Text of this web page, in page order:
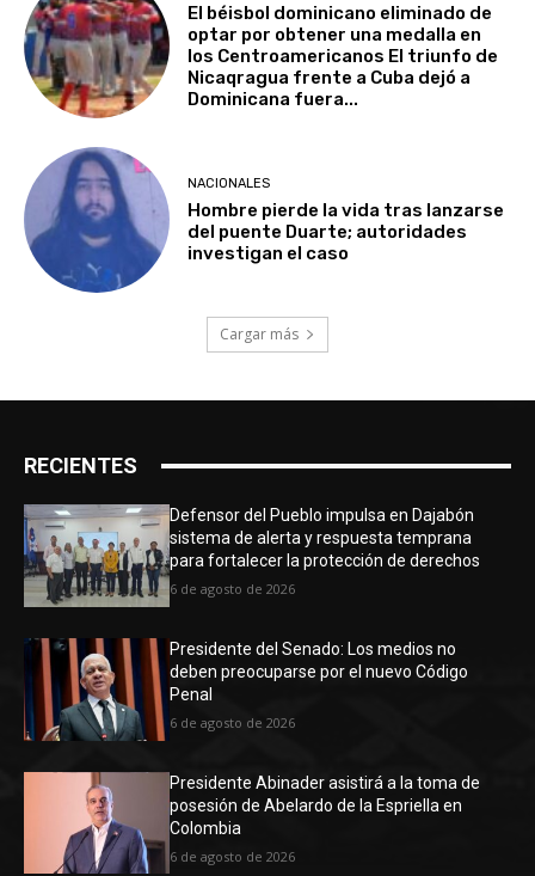
El béisbol dominicano eliminado de
optar por obtener una medalla en
los Centroamericanos El triunfo de
Nicaqragua frente a Cuba dejó a
Dominicana fuera...
NACIONALES
Hombre pierde la vida tras lanzarse
del puente Duarte; autoridades
investigan el caso
Cargar más
RECIENTES
Defensor del Pueblo impulsa en Dajabón
sistema de alerta y respuesta temprana
para fortalecer la protección de derechos
6 de agosto de 2026
Presidente del Senado: Los medios no
deben preocuparse por el nuevo Código
Penal
6 de agosto de 2026
Presidente Abinader asistirá a la toma de
posesión de Abelardo de la Espriella en
Colombia
6 de agosto de 2026